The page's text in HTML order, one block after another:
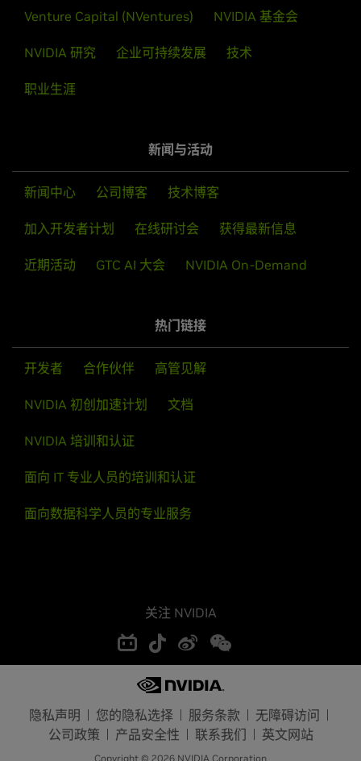
New Delhi
Seoul
Mainland China
Beijing
Guangzhou
联系方式：
企业级产品请联系销售或前往产品售后支持
ChinaCustomerSupport@nvidia.com
Singapore
Ho Chi Minh City
Helsinki
France
Munich
Würselen
Greece
Athens
Hungary
Budapest
Israel
Raanana
Tel Hai
Yokneam
Warsaw
Romania
Venture Capital (NVentures) NVIDIA 基金会
NVIDIA 研究 企业可持续发展 技术
职业生涯
新闻与活动
新闻中心 公司博客 技术博客
加入开发者计划 在线研讨会 获得最新信息
近期活动 GTC AI 大会 NVIDIA On-Demand
热门链接
开发者 合作伙伴 高管见解
NVIDIA 初创加速计划 文档
NVIDIA 培训和认证
面向 IT 专业人员的培训和认证
面向数据科学人员的专业服务
关注 NVIDIA
隐私声明 您的隐私选择 服务条款
无障碍访问
公司政策
产品安全性 联系我们 英文网站
Copyright © 2026 NVIDIA Corporation